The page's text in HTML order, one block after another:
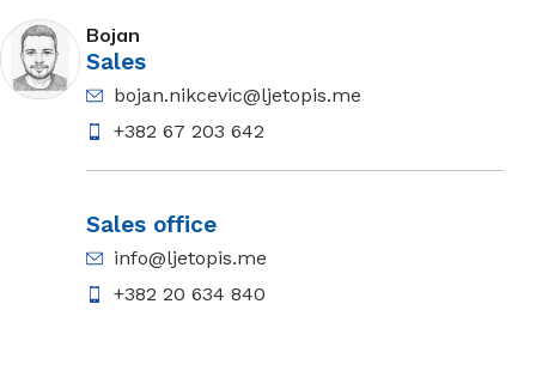
Bojan
Sales
bojan.nikcevic@ljetopis.me
+382 67 203 642
Sales office
info@ljetopis.me
+382 20 634 840